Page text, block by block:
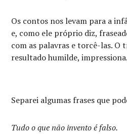
Os contos nos levam para a
e, como ele próprio diz,
com as palavras e torcê-las. O
resultado humilde, impressiona.
Separei algumas frases que
Tudo o que não invento é falso.